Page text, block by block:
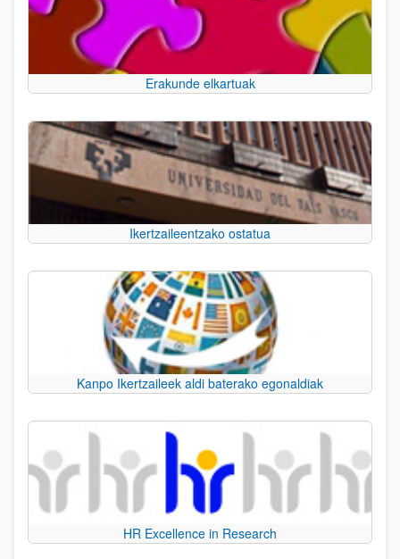
Erakunde elkartuak
Ikertzaileentzako ostatua
Kanpo Ikertzaileek aldi baterako egonaldiak
HR Excellence in Research